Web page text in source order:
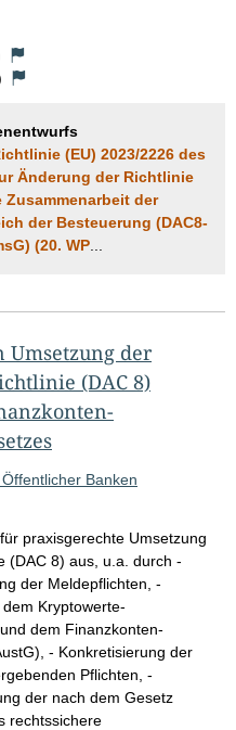
(EU) 2023/2226 des
Änderung der Richtlinie
Zusammenarbeit der
der Besteuerung (DAC8-
(20. WP
Umsetzung der
(DAC 8)
Banken
praxisgerechte Umsetzung
(DAC 8) aus, u.a. durch -
der Meldepflichten, -
Kryptowerte-
dem Finanzkonten-
- Konkretisierung der
Pflichten, -
der nach dem Gesetz
rechtssichere